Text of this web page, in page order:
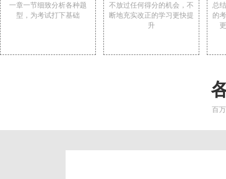
一章一节细致分析各种题
型，为考试打下基础
不放过任何得分的机会，不
断地充实改正的学习更快提
升
总
的
百